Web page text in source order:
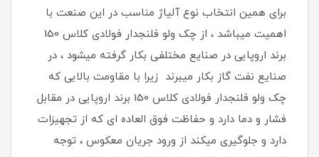
برای همین انتخاب نوع آلیاژ مناسب در این صنعت با
اهمیت میباشد ، از چک ولو فلنجدار فولادی کلاس 150
برند اروپایی در صنایع مختلفی بکار گرفته میشود ، در
صنایع نفت گاز بکار میبرند زیرا با مقاومت بالایی که
چک ولو فلنجدار فولادی کلاس 150 برند اروپایی در مقابل
فشار و دما دارد و حفاظت فوق العاده ای که از تجهیزات
دارد و جلوگیری میکند از ورود جریان معکوس ، توجه